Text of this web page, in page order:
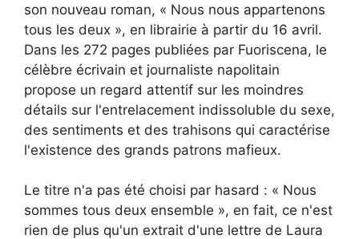
son nouveau roman, « Nous nous appartenons
tous les deux », en librairie à partir du 16 avril.
Dans les 272 pages publiées par Fuoriscena, le
célèbre écrivain et journaliste napolitain
propose un regard attentif sur les moindres
détails sur l'entrelacement indissoluble du sexe,
des sentiments et des trahisons qui caractérise
l'existence des grands patrons mafieux.
Le titre n'a pas été choisi par hasard : « Nous
sommes tous deux ensemble », en fait, ce n'est
rien de plus qu'un extrait d'une lettre de Laura